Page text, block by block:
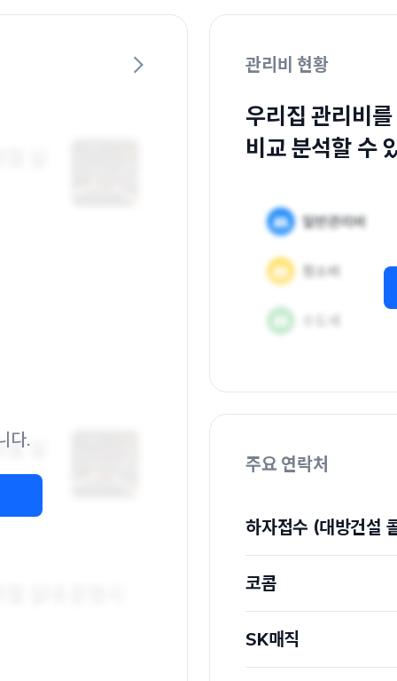
다.
관리비 현황
우리집 관리비
비교 분석할 수
주요 연락처
하자접수 (대방건설
코콤
SK매직